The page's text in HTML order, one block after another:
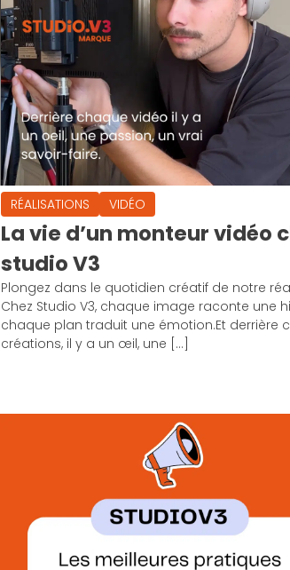
RÉALISATIONS VIDÉO
La vie d’un monteur vidéo
studio V3
Plongez dans le quotidien créatif de notre
Chez Studio V3, chaque image raconte une
chaque plan traduit une émotion.Et derrière
créations, il y a un œil, une […]